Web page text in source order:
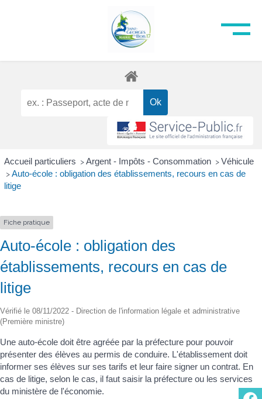
Accueil particuliers > Argent - Impôts - Consommation > Véhicule
> Auto-école : obligation des établissements, recours en cas de
litige
Fiche pratique
Auto-école : obligation des
établissements, recours en cas de
litige
Vérifié le 08/11/2022 - Direction de l'information légale et administrative
(Première ministre)
Une auto-école doit être agréée par la préfecture pour pouvoir
présenter des élèves au permis de conduire. L'établissement doit
informer ses élèves sur ses tarifs et leur faire signer un contrat. En
cas de litige, selon le cas, il faut saisir la préfecture ou les services
du ministère de l'économie.